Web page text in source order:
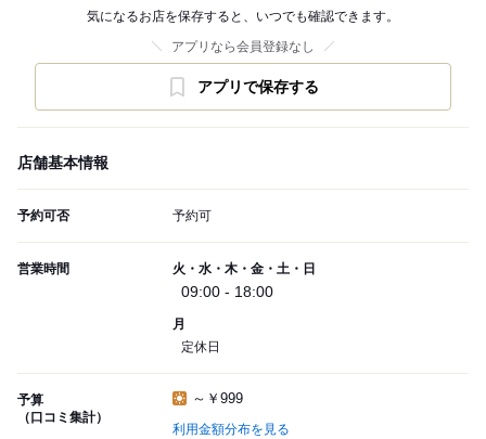
気になるお店を保存すると、いつでも確認できます。
アプリなら会員登録なし
アプリで保存する
店舗基本情報
予約可否 予約可
営業時間 火・水・木・金・土・日
09:00 - 18:00
月
定休日
予算
（口コミ集計）
～￥999
利用金額分布を見る